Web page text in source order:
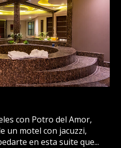
con Potro del Amor,
un motel con jacuzzi,
en esta suite que...